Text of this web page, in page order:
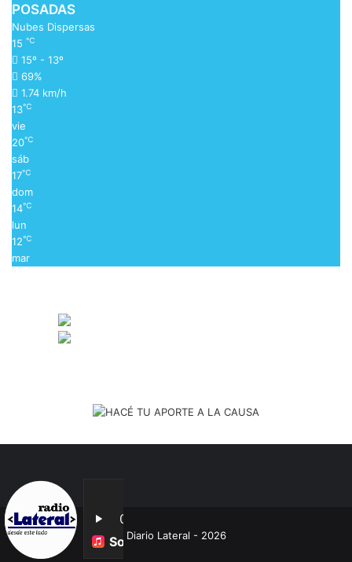
POSADAS
Nubes Dispersas
15 ℃
15º - 13º
69%
1.74 km/h
13℃
vie
20℃
sáb
17℃
dom
14℃
lun
12℃
mar
Diario Lateral - 2026